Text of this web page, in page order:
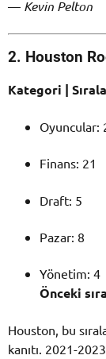
— Kevin Pelton
2. Houston
Kategori |
Oyuncular:
Finans: 21
Draft: 5
Pazar: 8
Yönetim: 4
Önceki
Houston, bu
kanıtı. 2021-